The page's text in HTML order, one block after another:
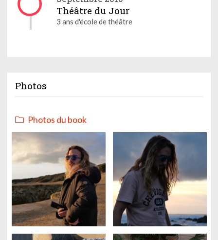
Théâtre du Jour
3 ans d'école de théâtre
Photos
Photos du book